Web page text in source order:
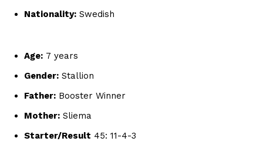
Nationality: Swedish
Age: 7 years
Gender: Stallion
Father: Booster Winner
Mother: Sliema
Starter/Result 45: 11-4-3